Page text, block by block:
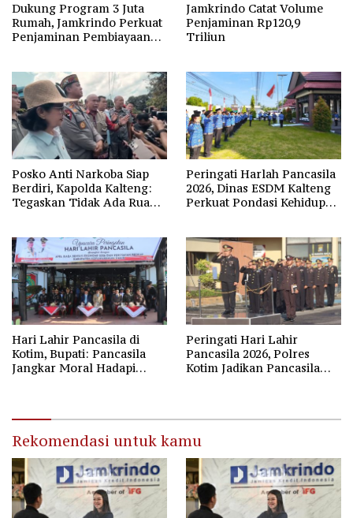
Dukung Program 3 Juta
Rumah, Jamkrindo Perkuat
Penjaminan Pembiayaan
Jamkrindo Catat Volume
Penjaminan Rp120,9
Triliun
Posko Anti Narkoba Siap
Berdiri, Kapolda Kalteng:
Tegaskan Tidak Ada Ruang
Peringati Harlah Pancasila
2026, Dinas ESDM Kalteng
Perkuat Pondasi Kehidupan
Hari Lahir Pancasila di
Kotim, Bupati: Pancasila
Jangkar Moral Hadapi
Peringati Hari Lahir
Pancasila 2026, Polres
Kotim Jadikan Pancasila
Rekomendasi untuk kamu